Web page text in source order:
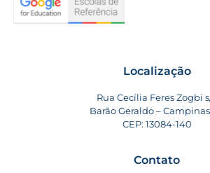
Localização
Rua Cecília Feres Zogbi
Barão Geraldo –
CEP: 13084-140
Contato